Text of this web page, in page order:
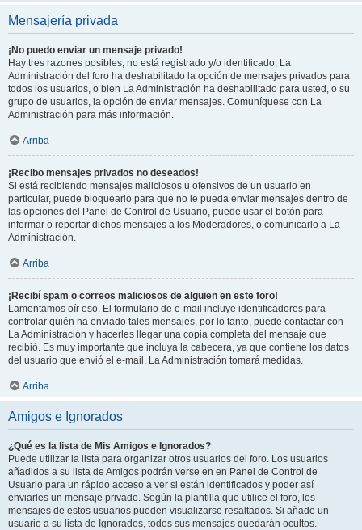
Mensajería privada
¡No puedo enviar un mensaje privado!
Hay tres razones posibles; no está registrado y/o identificado, La
Administración del foro ha deshabilitado la opción de mensajes privados para
todos los usuarios, o bien La Administración ha deshabilitado para usted, o su
grupo de usuarios, la opción de enviar mensajes. Comuníquese con La
Administración para más información.
Arriba
¡Recibo mensajes privados no deseados!
Si está recibiendo mensajes maliciosos u ofensivos de un usuario en
particular, puede bloquearlo para que no le pueda enviar mensajes dentro de
las opciones del Panel de Control de Usuario, puede usar el botón para
informar o reportar dichos mensajes a los Moderadores, o comunicarlo a La
Administración.
Arriba
¡Recibí spam o correos maliciosos de alguien en este foro!
Lamentamos oír eso. El formulario de e-mail incluye identificadores para
controlar quién ha enviado tales mensajes, por lo tanto, puede contactar con
La Administración y hacerles llegar una copia completa del mensaje que
recibió. Es muy importante que incluya la cabecera, ya que contiene los datos
del usuario que envió el e-mail. La Administración tomará medidas.
Arriba
Amigos e Ignorados
¿Qué es la lista de Mis Amigos e Ignorados?
Puede utilizar la lista para organizar otros usuarios del foro. Los usuarios
añadidos a su lista de Amigos podrán verse en en Panel de Control de
Usuario para un rápido acceso a ver si están identificados y poder así
enviarles un mensaje privado. Según la plantilla que utilice el foro, los
mensajes de estos usuarios pueden visualizarse resaltados. Si añade un
usuario a su lista de Ignorados, todos sus mensajes quedarán ocultos.